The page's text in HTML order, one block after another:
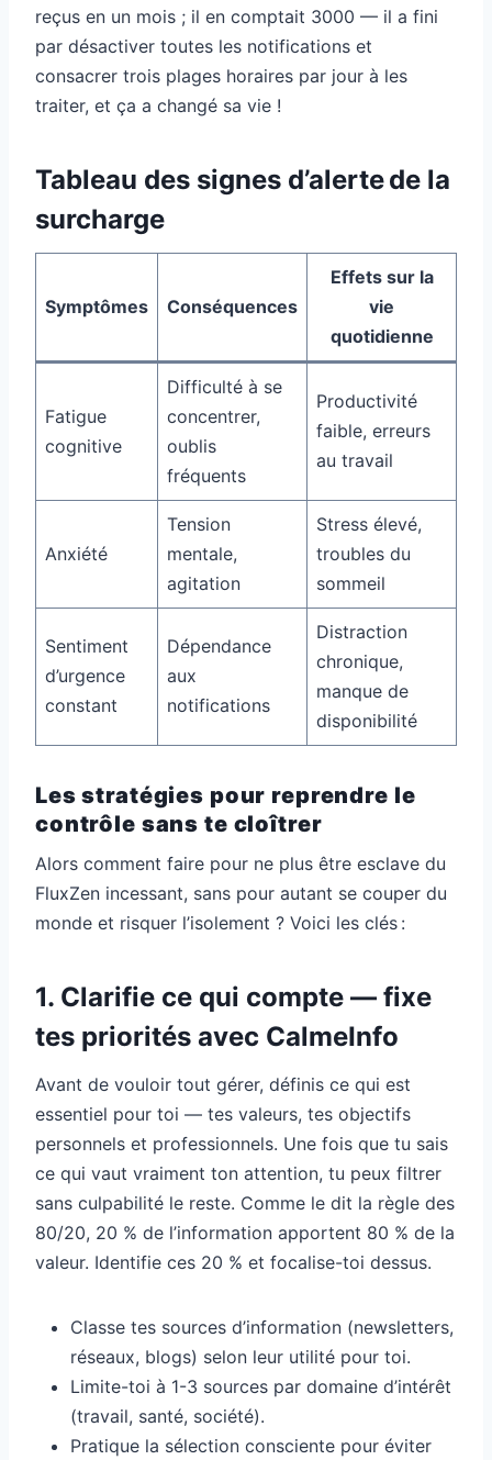
reçus en un mois ; il en comptait 3000 — il a fini
par désactiver toutes les notifications et
consacrer trois plages horaires par jour à les
traiter, et ça a changé sa vie !
Tableau des signes d’alerte de la
surcharge
Symptômes Conséquences
Effets sur la
vie
quotidienne
Fatigue
cognitive
Difficulté à se
concentrer,
oublis
fréquents
Productivité
faible, erreurs
au travail
Anxiété
Tension
mentale,
agitation
Stress élevé,
troubles du
sommeil
Sentiment
d’urgence
constant
Dépendance
aux
notifications
Distraction
chronique,
manque de
disponibilité
Les stratégies pour reprendre le
contrôle sans te cloîtrer
Alors comment faire pour ne plus être esclave du
FluxZen incessant, sans pour autant se couper du
monde et risquer l’isolement ? Voici les clés :
1. Clarifie ce qui compte — fixe
tes priorités avec CalmeInfo
Avant de vouloir tout gérer, définis ce qui est
essentiel pour toi — tes valeurs, tes objectifs
personnels et professionnels. Une fois que tu sais
ce qui vaut vraiment ton attention, tu peux filtrer
sans culpabilité le reste. Comme le dit la règle des
80/20, 20 % de l’information apportent 80 % de la
valeur. Identifie ces 20 % et focalise-toi dessus.
Classe tes sources d’information (newsletters,
réseaux, blogs) selon leur utilité pour toi.
Limite-toi à 1-3 sources par domaine d’intérêt
(travail, santé, société).
Pratique la sélection consciente pour éviter